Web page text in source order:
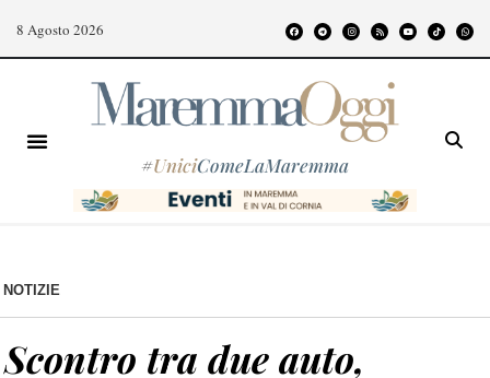
8 Agosto 2026
#UniciComeLaMaremma
NOTIZIE
Scontro tra due auto,